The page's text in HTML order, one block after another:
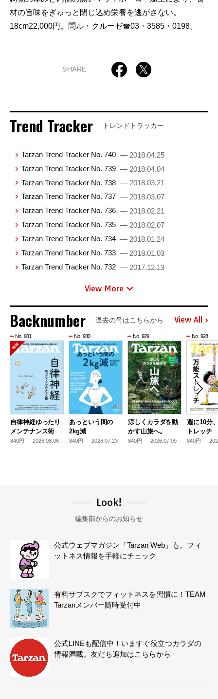
材の旨味をぎゅっと閉じ込め栄養を逃がさない。
18cm22,000円。問ル・クルーゼ☎03・3585・0198。
SHARE
Trend Tracker トレンドトラッカー
Tarzan Trend Tracker No. 740 — 2018.04.25
Tarzan Trend Tracker No. 739 — 2018.04.04
Tarzan Trend Tracker No. 738 — 2018.03.21
Tarzan Trend Tracker No. 737 — 2018.03.07
Tarzan Trend Tracker No. 736 — 2018.02.21
Tarzan Trend Tracker No. 735 — 2018.02.07
Tarzan Trend Tracker No. 734 — 2018.01.24
Tarzan Trend Tracker No. 733 — 2018.01.03
Tarzan Trend Tracker No. 732 — 2017.12.13
View More
Backnumber 過去の号はこちらから View All
No. 931
自律神経ゆったり
メンテナンス術
840円 — 2026.08.06
No. 930
あっという間の
2kg減
840円 — 2026.07.23
No. 929
涼しくカラダを動
かす山旅へ。
840円 — 2026.07.09
No. 928
週に10分
トレッチ
840円 —
Look!
編集部からのお知らせ
公式ウェブマガジン「Tarzan Web」も。フィ
ットネス情報を手軽にチェック
有料サブスクでフィットネスを習慣に！TEAM
Tarzanメンバー随時受付中
公式LINEも配信中！いますぐ役立つカラダの
情報満載。友だち追加はこちらから